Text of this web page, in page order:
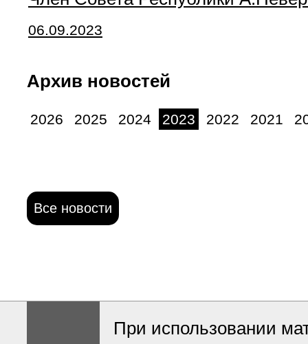
06.09.2023
Архив новостей
2026 2025 2024 2023 2022 2021
Все новости
При использовании